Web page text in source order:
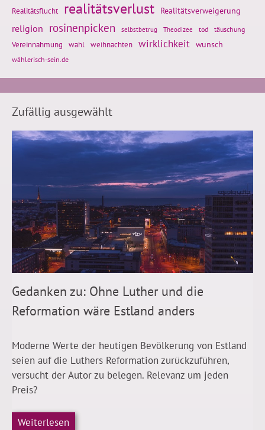
Realitätsflucht realitätsverlust Realitätsverweigerung
religion rosinenpicken selbstbetrug Theodizee tod täuschung
Vereinnahmung wahl weihnachten wirklichkeit wunsch
wählerisch-sein.de
Zufällig ausgewählt
Gedanken zu: Ohne Luther und die
Reformation wäre Estland anders
Moderne Werte der heutigen Bevölkerung von Estland
seien auf die Luthers Reformation zurückzuführen,
versucht der Autor zu belegen. Relevanz um jeden
Preis?
Weiterlesen